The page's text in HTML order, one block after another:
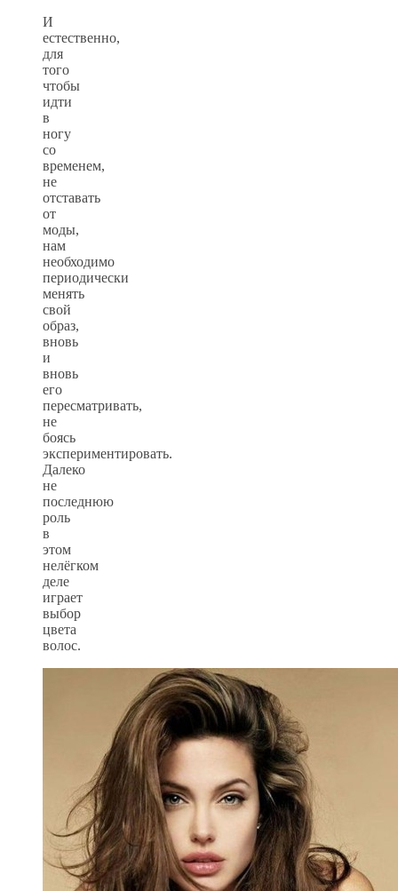
И
естественно,
для
того
чтобы
идти
в
ногу
со
временем,
не
отставать
от
моды,
нам
необходимо
периодически
менять
свой
образ,
вновь
и
вновь
его
пересматривать,
не
боясь
экспериментировать.
Далеко
не
последнюю
роль
в
этом
нелёгком
деле
играет
выбор
цвета
волос.